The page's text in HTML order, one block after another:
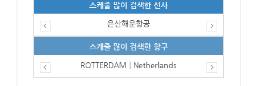
스케줄 많이 검색한 선사
은산해운항공
스케줄 많이 검색한 항구
ROTTERDAM | Netherlands